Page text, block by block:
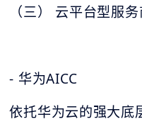
（三） 云平台型服
- 华为AICC
依托华为云的强大底